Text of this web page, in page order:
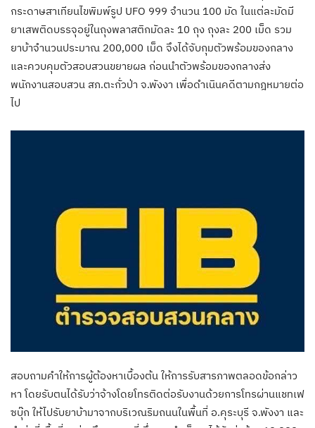
กระดาษสาเทียนไขพิมพ์รูป UFO 999 จำนวน 100 มัด ในแต่ละมัดมี
ยาเสพติดบรรจุอยู่ในถุงพลาสติกมัดละ 10 ถุง ถุงละ 200 เม็ด รวม
ยาบ้าจำนวนประมาณ 200,000 เม็ด จึงได้จับกุมตัวพร้อมของกลาง
และควบคุมตัวสอบสวนขยายผล ก่อนนำตัวพร้อมของกลางส่ง
พนักงานสอบสวน สภ.ตะกั่วป่า จ.พังงา เพื่อดำเนินคดีตามกฎหมายต่อ
ไป
สอบถามคำให้การผู้ต้องหาเบื้องต้น ให้การรับสารภาพตลอดข้อกล่าว
หา โดยรับตนได้รับว่าจ้างโดยโทรติดต่อรับงานด้วยการโทรผ่านแชทเฟ
ซบุ๊ก ให้ไปรับยาบ้ามาจากบริเวณริมถนนในพื้นที่ อ.คุระบุรี จ.พังงา และ